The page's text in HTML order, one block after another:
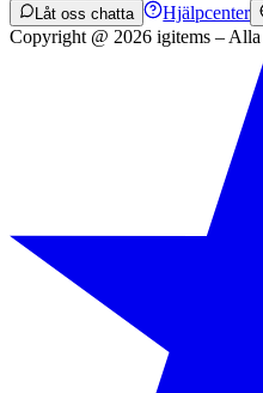
Låt oss chatta Hjälpcenter
Copyright @ 2026 igitems –